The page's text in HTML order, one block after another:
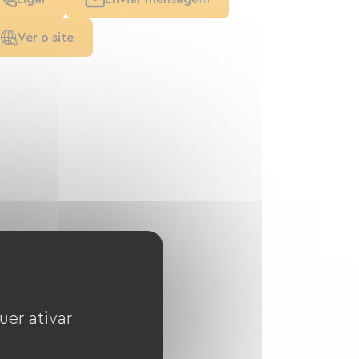
Ver o site
ativar